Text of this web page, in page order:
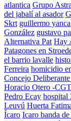
atlantica Grupo
del jabalí al asador
Skrt guillermo yanca
González gustavo
Alternativa Pat Hay
Patagones en
el barrio lavalle
Ferreira homicidio
Concejo Deliberante
Horacio Otero -
Pedro Ecay hospital
Leuvú Huerta
Ícaro Icaro banda